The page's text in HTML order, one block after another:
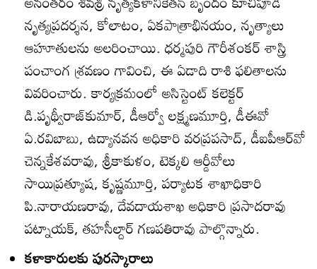
నృత్యప్రదర్శన, కోలాటం, ఏకపాత్రాభినయం, నృత్యాలు
ఆహూతులను అలరించాయి. ధర్మపురి గౌరీశంకర్‌ శాస్త్రి
పంచాంగ శ్రవణం గావించి, ఈ ఏడాది రాశి ఫలితాలను
వివరించారు. కార్యక్రమంలో అసిస్టెంట్‌ కలెక్టర్‌
డి.పృథ్వీరాజ్‌కుమార్‌, డీఆర్వో లక్ష్మణమూర్తి, డీఈవో
ఏ.రవిబాబు, ఉద్యానవన అధికారి వరప్రపసాద్‌, డీఐపీఆర్‌వో
చెన్నకేశవరావు, శ్రీకాకుళం, టెక్కలి ఆర్డీవోలు
సాయిప్రత్యూష, కృష్ణమూర్తి, పర్యాటక శాఖాధికారి
పి.నారాయణరావు, దేవదాయశాఖ అధికారి ప్రసాదరావు
పట్నాయక్‌, తహసీల్దార్‌ గణపతిరావు పాల్గొన్నారు.
కళాకారులకు పురస్కారాలు